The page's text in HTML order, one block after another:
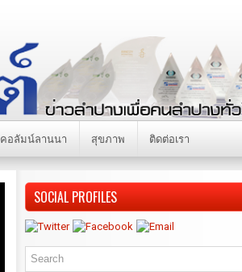
คอลัมน์ลานนา สุขภาพ ติดต่อเรา
SOCIAL PROFILES